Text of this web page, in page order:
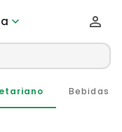
Bebidas